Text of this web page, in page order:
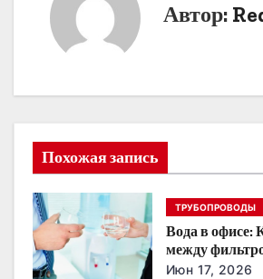
я
п
о
з
Автор:
Похожая запись
ТРУБОПРОВОДЫ
Вода в офисе:
между
Июн 17, 2026